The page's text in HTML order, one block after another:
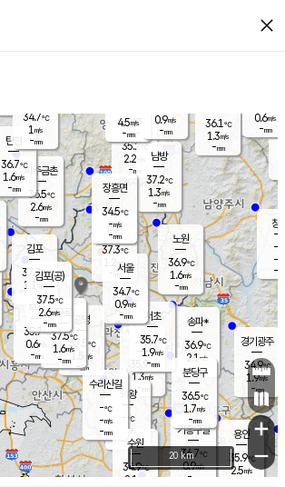
close
양주
35.2℃
2.2
-mm
과천
35.9℃
1.3m/s
- mm
용인
35.9℃
2.5m/s
경기광주
34.9℃
1.9m/s
-mm
파주금촌
36.5℃
2.6m/s
-mm
36.1℃
1.3m/s
-mm
창
-
-m/
-
탄현
36.7℃
1.6m/s
-mm
0.6m/s
-mm
의왕
- ℃
m/s
mm
김포
37.7℃
1.1 m/s
mm
광명
37.5 ℃
1.5 m/s
-mm
부천
35.7℃
0.6m/s
-mm
구로
37.5℃
1.6m/s
-mm
은평
37.3℃
1.2 m/s
- mm
노원
36.9℃
1.6m/s
-mm
송파*
36.9℃
2.1 m/s
-mm
서초
35.7℃
1.9m/s
-mm
남방
37.2℃
1.3m/s
-mm
기흥구갈
36.7℃
0.9m/s
-
수리산길
-℃
-m/s
-mm
분당구
36.5℃
1.7m/s
-mm
장흥면
34.5℃
-m/s
-mm
4.5m/s
-mm
김포(공)
37.5℃
2.6m/s
-mm
수원
34.9℃
2.1 m/s
서울
34.7℃
0.9m/s
-mm
34.7℃
1 m/s
-mm
0.9m/s
-mm
+
−
20 km